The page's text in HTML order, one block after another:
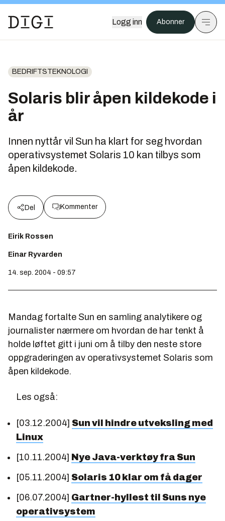
Logg inn Abonner
BEDRIFTSTEKNOLOGI
Solaris blir åpen kildekode i
år
Innen nyttår vil Sun ha klart for seg hvordan
operativsystemet Solaris 10 kan tilbys som
åpen kildekode.
Del Kommenter
Eirik Rossen
Einar Ryvarden
14. sep. 2004 - 09:57
Mandag fortalte Sun en samling analytikere og
journalister nærmere om hvordan de har tenkt å
holde løftet gitt i juni om å tilby den neste store
oppgraderingen av operativsystemet Solaris som
åpen kildekode.
Les også:
[03.12.2004] Sun vil hindre utveksling med
Linux
[10.11.2004] Nye Java-verktøy fra Sun
[05.11.2004] Solaris 10 klar om få dager
[06.07.2004] Gartner-hyllest til Suns nye
operativsystem